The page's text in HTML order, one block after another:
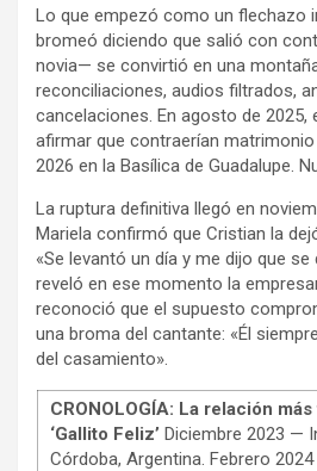
Lo que empezó como un flechazo
bromeó diciendo que salió con
novia— se convirtió en una
reconciliaciones, audios filtrados,
cancelaciones. En agosto de 2025,
afirmar que contraerían
2026 en la Basílica de Guadalupe.
La ruptura definitiva llegó en
Mariela confirmó que Cristian la
«Se levantó un día y me dijo que se
reveló en ese momento la
reconoció que el supuesto
una broma del cantante: «Él
del casamiento».
CRONOLOGÍA: La relación
‘Gallito Feliz’ Diciembre 2023 —
Córdoba, Argentina. Febrero